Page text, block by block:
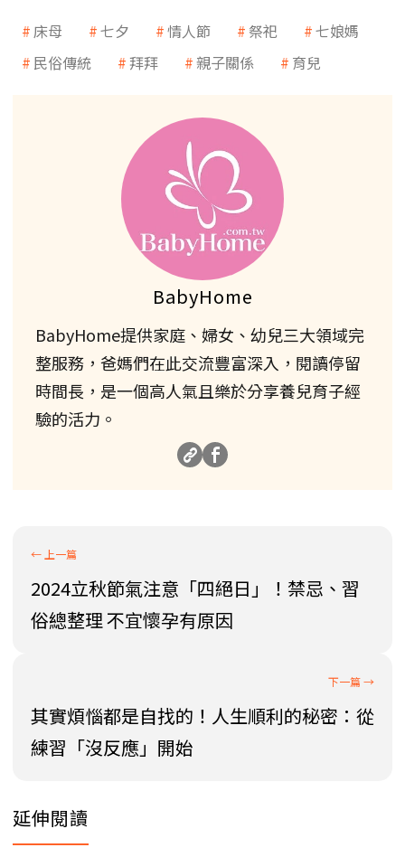
床母 七夕 情人節 祭祀
七娘媽
民俗傳統
拜拜 親子關係 育兒
BabyHome
BabyHome提供家庭、婦女、幼兒三大領域完
整服務，爸媽們在此交流豐富深入，閱讀停留
時間長，是一個高人氣且樂於分享養兒育子經
驗的活力。
2024立秋節氣注意「四絕日」！禁忌、習
俗總整理 不宜懷孕有原因
其實煩惱都是自找的！人生順利的秘密：從
練習「沒反應」開始
延伸閱讀